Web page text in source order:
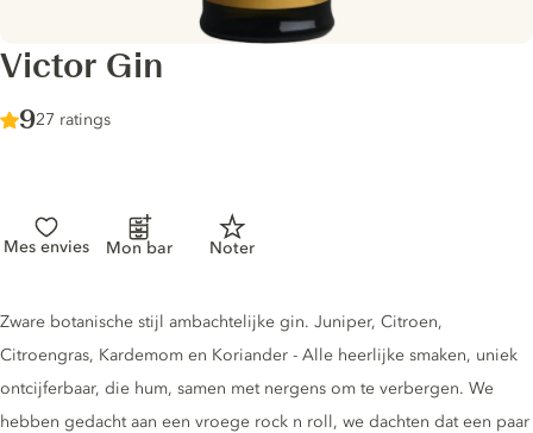
Victor Gin
Score :
9/ 10
27 ratings
Mes envies Mon bar Noter
Gin description
Zware botanische stijl ambachtelijke gin. Juniper, Citroen,
Citroengras, Kardemom en Koriander - Alle heerlijke smaken, uniek
ontcijferbaar, die hum, samen met nergens om te verbergen. We
hebben gedacht aan een vroege rock n roll, we dachten dat een paar